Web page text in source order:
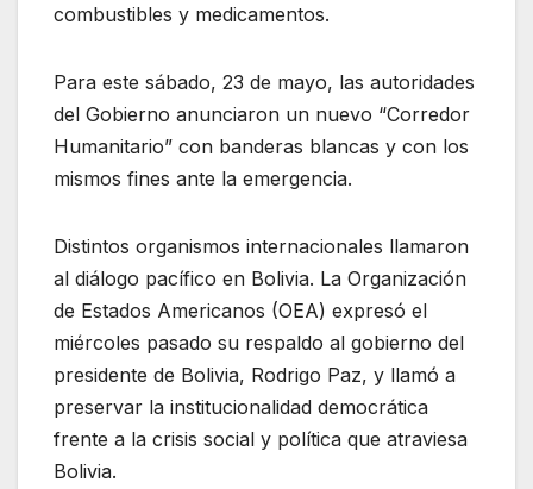
combustibles y medicamentos.
Para este sábado, 23 de mayo, las autoridades
del Gobierno anunciaron un nuevo “Corredor
Humanitario” con banderas blancas y con los
mismos fines ante la emergencia.
Distintos organismos internacionales llamaron
al diálogo pacífico en Bolivia. La Organización
de Estados Americanos (OEA) expresó el
miércoles pasado su respaldo al gobierno del
presidente de Bolivia, Rodrigo Paz, y llamó a
preservar la institucionalidad democrática
frente a la crisis social y política que atraviesa
Bolivia.